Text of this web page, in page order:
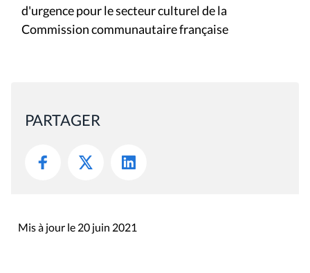
d'urgence pour le secteur culturel de la
Commission communautaire française
PARTAGER
Mis à jour le 20 juin 2021